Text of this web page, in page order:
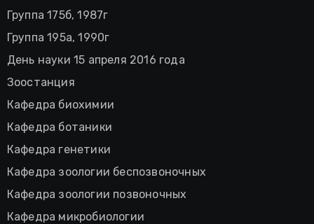
Группа 175б, 1987г
Группа 195а, 1990г
День науки 15 апреля 2016 года
Зоостанция
Кафедра биохимии
Кафедра ботаники
Кафедра генетики
Кафедра зоологии беспозвоночных
Кафедра зоологии позвоночных
Кафедра микробиологии